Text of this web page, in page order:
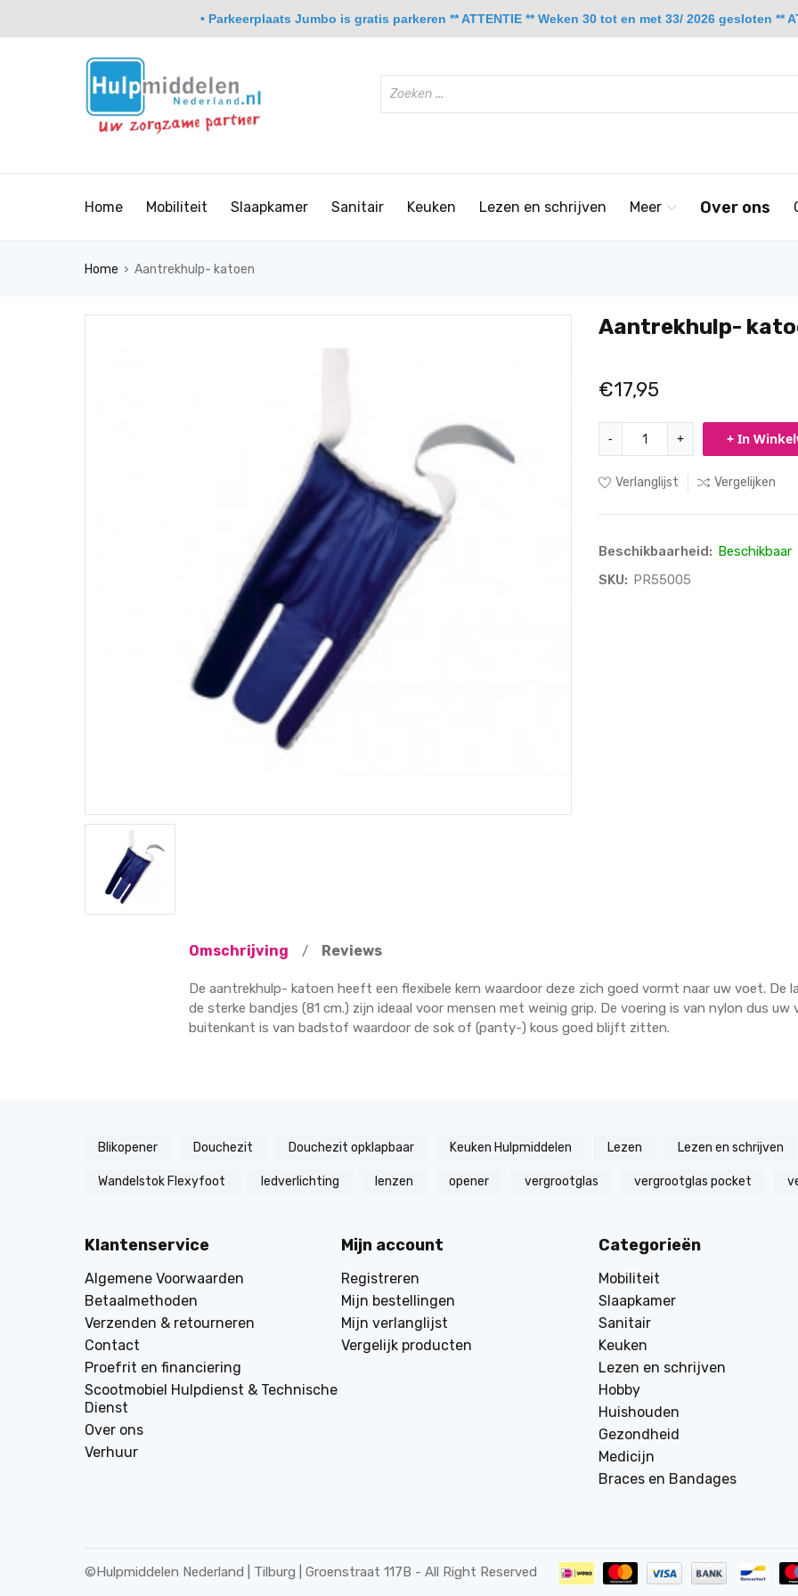
Home Mobiliteit Slaapkamer Sanitair Keuken Lezen en schrijven Meer Over ons
Home › Aantrekhulp- katoen
Aantrekhulp-
€17,95
- + + In
Verlanglijst Vergelijken
Beschikbaarheid: Beschikbaar
SKU: PR55005
Omschrijving / Reviews
De aantrekhulp- katoen heeft een flexibele kern waardoor deze zich goed vormt naar uw voet. De
de sterke bandjes (81 cm.) zijn ideaal voor mensen met weinig grip. De voering is van nylon dus uw
buitenkant is van badstof waardoor de sok of (panty-) kous goed blijft zitten.
Blikopener Douchezit Douchezit opklapbaar Keuken Hulpmiddelen Lezen Lezen en schrijven
Wandelstok Flexyfoot ledverlichting lenzen opener vergrootglas vergrootglas pocket
Klantenservice
Algemene Voorwaarden
Betaalmethoden
Verzenden & retourneren
Contact
Proefrit en financiering
Scootmobiel Hulpdienst & Technische
Dienst
Over ons
Verhuur
Mijn account
Registreren
Mijn bestellingen
Mijn verlanglijst
Vergelijk producten
Categorieën
Mobiliteit
Slaapkamer
Sanitair
Keuken
Lezen en schrijven
Hobby
Huishouden
Gezondheid
Medicijn
Braces en Bandages
©Hulpmiddelen Nederland | Tilburg | Groenstraat 117B - All Right Reserved
• Parkeerplaats Jumbo is gratis parkeren ** ATTENTIE ** Weken 30 tot en met 33/ 2026 gesloten **